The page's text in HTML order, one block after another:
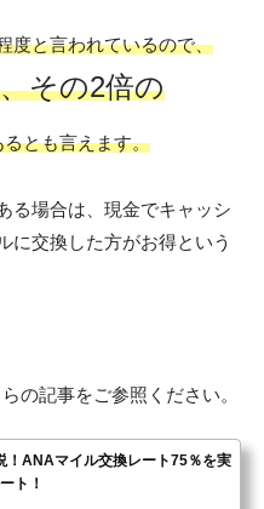
度と言われているので、
その2倍の
とも言えます。
る場合は、現金でキャッシ
に交換した方がお得という
の記事をご参照ください。
！ANAマイル交換レート75％を実
ト！